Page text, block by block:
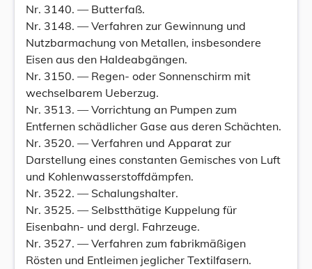
Nr. 3140. — Butterfaß.
Nr. 3148. — Verfahren zur Gewinnung und
Nutzbarmachung von Metallen, insbesondere
Eisen aus den Haldeabgängen.
Nr. 3150. — Regen- oder Sonnenschirm mit
wechselbarem Ueberzug.
Nr. 3513. — Vorrichtung an Pumpen zum
Entfernen schädlicher Gase aus deren Schächten.
Nr. 3520. — Verfahren und Apparat zur
Darstellung eines constanten Gemisches von Luft
und Kohlenwasserstoffdämpfen.
Nr. 3522. — Schalungshalter.
Nr. 3525. — Selbstthätige Kuppelung für
Eisenbahn- und dergl. Fahrzeuge.
Nr. 3527. — Verfahren zum fabrikmäßigen
Rösten und Entleimen jeglicher Textilfasern.